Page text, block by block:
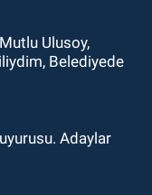
Ulusoy,
Belediyede
Adaylar